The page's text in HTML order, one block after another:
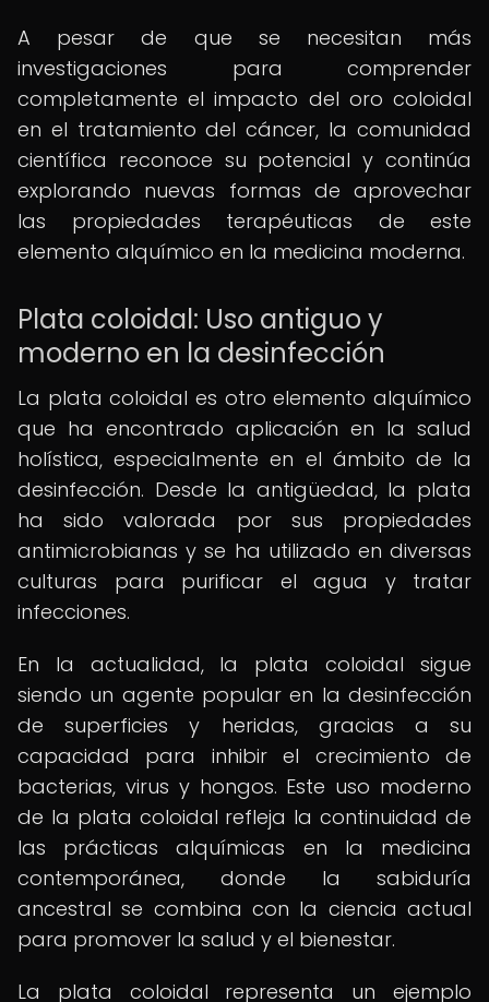
A pesar de que se necesitan más
investigaciones para comprender
completamente el impacto del oro coloidal
en el tratamiento del cáncer, la comunidad
científica reconoce su potencial y continúa
explorando nuevas formas de aprovechar
las propiedades terapéuticas de este
elemento alquímico en la medicina moderna.
Plata coloidal: Uso antiguo y
moderno en la desinfección
La plata coloidal es otro elemento alquímico
que ha encontrado aplicación en la salud
holística, especialmente en el ámbito de la
desinfección. Desde la antigüedad, la plata
ha sido valorada por sus propiedades
antimicrobianas y se ha utilizado en diversas
culturas para purificar el agua y tratar
infecciones.
En la actualidad, la plata coloidal sigue
siendo un agente popular en la desinfección
de superficies y heridas, gracias a su
capacidad para inhibir el crecimiento de
bacterias, virus y hongos. Este uso moderno
de la plata coloidal refleja la continuidad de
las prácticas alquímicas en la medicina
contemporánea, donde la sabiduría
ancestral se combina con la ciencia actual
para promover la salud y el bienestar.
La plata coloidal representa un ejemplo